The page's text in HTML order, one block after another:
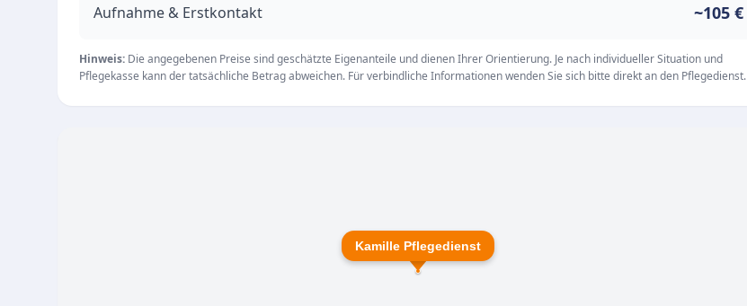
Ambulante Alten- und Krankenpflege
Flexible, bedürfnisorientierte Betreuungskonzepte
Jederzeit verlässlich
Ein besonderes Merkmal der Kamille Pflegedienst GmbH ist die ständige Erreichbarkeit. Das
Aufnahme & Erstkontakt ~105 €
Hinweis: Die angegebenen Preise sind geschätzte Eigenanteile und dienen Ihrer Orientierung. Je nach individueller Situation und
Pflegekasse kann der tatsächliche Betrag abweichen. Für verbindliche Informationen wenden Sie sich bitte direkt an den Pflegedienst.
Kamille Pflegedienst